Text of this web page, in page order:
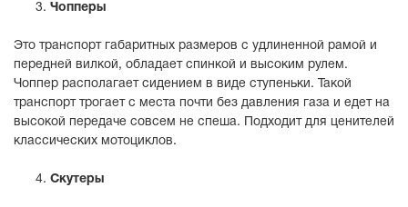
Чопперы
Это транспорт габаритных размеров с удлиненной рамой и
передней вилкой, обладает спинкой и высоким рулем.
Чоппер располагает сидением в виде ступеньки. Такой
транспорт трогает с места почти без давления газа и едет на
высокой передаче совсем не спеша. Подходит для ценителей
классических мотоциклов.
Скутеры